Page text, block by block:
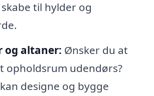
til hylder og
og altaner: Ønsker du at
opholdsrum udendørs?
designe og bygge